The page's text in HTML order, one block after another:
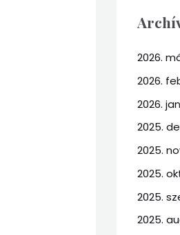
2026.
2026.
2026.
2025.
2025.
2025.
2025.
2025.